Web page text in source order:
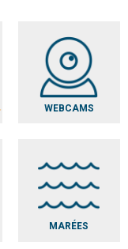
WEBCAMS
MARÉES